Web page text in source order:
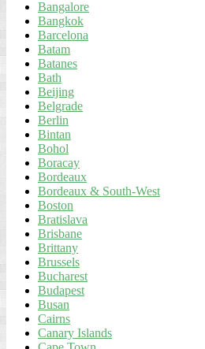
Bangalore
Bangkok
Barcelona
Batam
Batanes
Bath
Beijing
Belgrade
Berlin
Bintan
Bohol
Boracay
Bordeaux
Bordeaux & South-West
Boston
Bratislava
Brisbane
Brittany
Brussels
Bucharest
Budapest
Busan
Cairns
Canary Islands